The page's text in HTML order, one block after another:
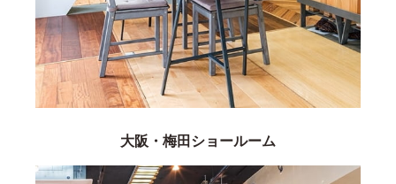
大阪・梅田ショールーム